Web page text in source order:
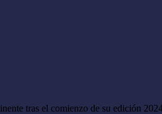
tras el comienzo de su edición